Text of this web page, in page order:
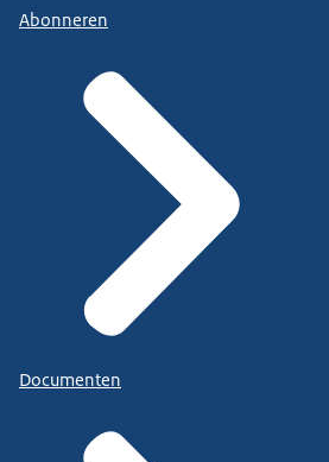
Abonneren
Documenten